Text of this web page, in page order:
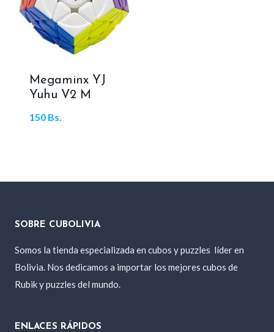
Megaminx YJ
Yuhu V2 M
150 Bs.
SOBRE CUBOLIVIA
Somos la tienda especializada en cubos y puzzles líder en
Bolivia. Nos dedicamos a importar los mejores cubos de
Rubik y puzzles del mundo.
ENLACES RÁPIDOS